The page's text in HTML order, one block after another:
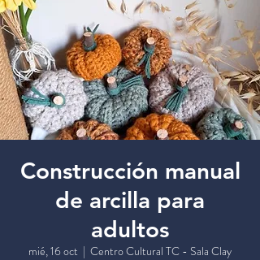
Construcción manual
de arcilla para
adultos
mié, 16 oct
  |
Centro Cultural TC - Sala Clay